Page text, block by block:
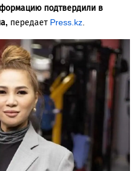
подтвердили в
передает Press.kz.